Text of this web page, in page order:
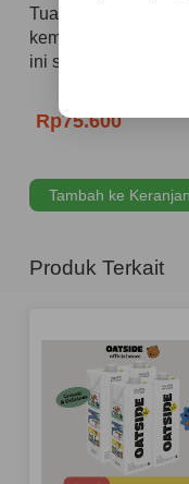
Tuangkan satu
kemudian seduh
ini siap disajikan.
Rp75.600
Tambah ke
Produk Terkait